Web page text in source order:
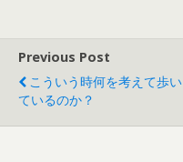
Previous Post
こういう時何を考えて歩い
ているのか？